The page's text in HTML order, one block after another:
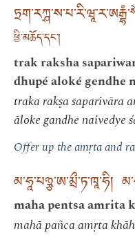
ཏྲག་རཀྴ་ས་པ་རི་ཝཱ་ར་ཨརྒྷཾ་
ཕྱི་མཆོད་དང་།
trak raksha
dhupé aloké gendhe
traka rakṣa saparivāra
āloke gandhe naivedye
Offer up the amṛta and
མ་ཧཱ་པཉྩ་ཨ་མྲྀ་ཏ་ཁཱ་ཧི།
maha pentsa amrita
mahā pañca amṛta